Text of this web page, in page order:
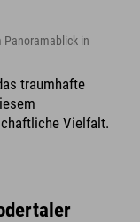
in
traumhafte
Vielfalt.